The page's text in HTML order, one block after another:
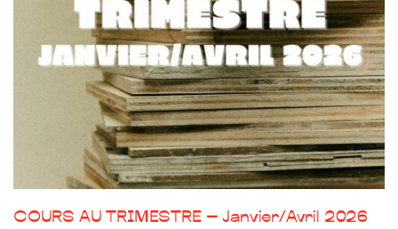
COURS AU TRIMESTRE – Janvier/Avril 2026